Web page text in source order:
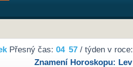
Přesný čas: 04: 57/ týden v roce:
Znamení Horoskopu: Lev